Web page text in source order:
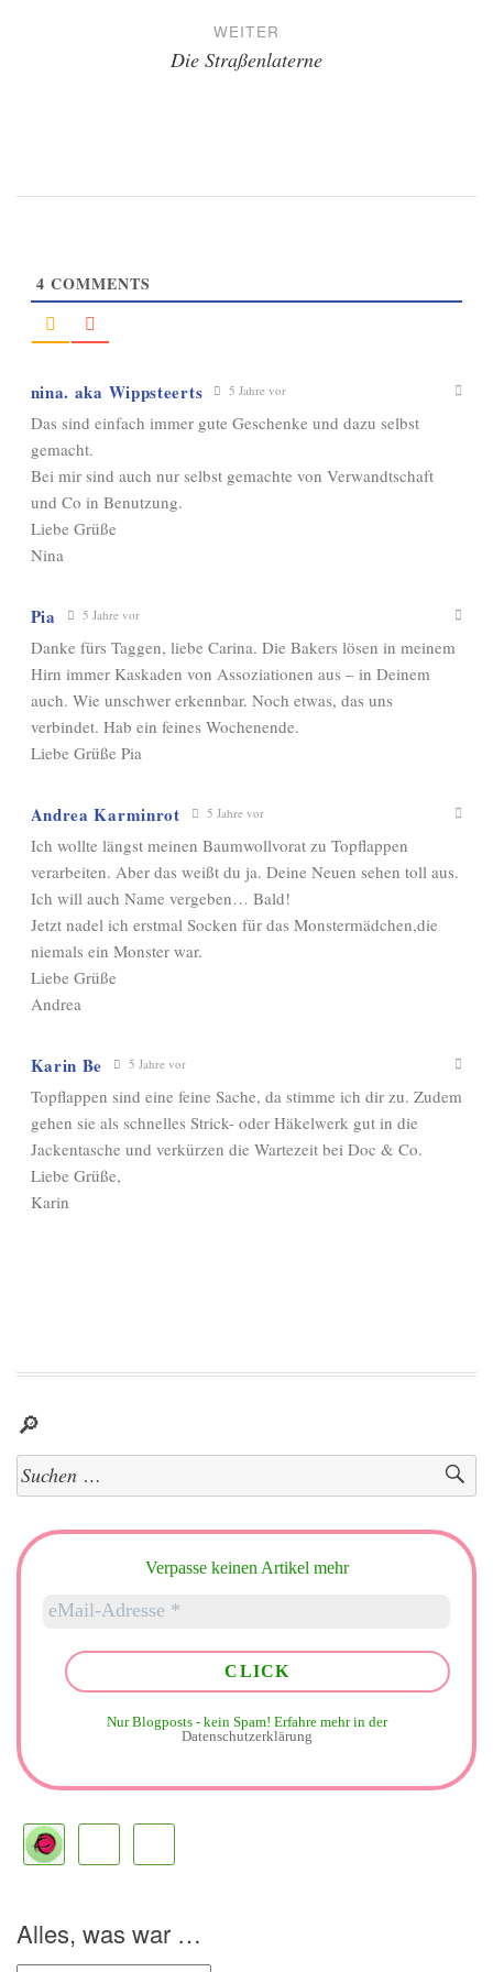
WEITER
Die Straßenlaterne
4 COMMENTS
nina. aka Wippsteerts 5 Jahre vor
Das sind einfach immer gute Geschenke und dazu selbst
gemacht.
Bei mir sind auch nur selbst gemachte von Verwandtschaft
und Co in Benutzung.
Liebe Grüße
Nina
Pia 5 Jahre vor
Danke fürs Taggen, liebe Carina. Die Bakers lösen in meinem
Hirn immer Kaskaden von Assoziationen aus – in Deinem
auch. Wie unschwer erkennbar. Noch etwas, das uns
verbindet. Hab ein feines Wochenende.
Liebe Grüße Pia
Andrea Karminrot 5 Jahre vor
Ich wollte längst meinen Baumwollvorat zu Topflappen
verarbeiten. Aber das weißt du ja. Deine Neuen sehen toll aus.
Ich will auch Name vergeben… Bald!
Jetzt nadel ich erstmal Socken für das Monstermädchen,die
niemals ein Monster war.
Liebe Grüße
Andrea
Karin Be 5 Jahre vor
Topflappen sind eine feine Sache, da stimme ich dir zu. Zudem
gehen sie als schnelles Strick- oder Häkelwerk gut in die
Jackentasche und verkürzen die Wartezeit bei Doc & Co.
Liebe Grüße,
Karin
🔎
Suchen
nach:
Verpasse keinen Artikel mehr
Nur Blogposts - kein Spam! Erfahre mehr in der
Datenschutzerklärung
Alles, was war …